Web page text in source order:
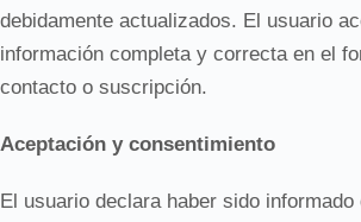
debidamente actualizados. El usuario
información completa y correcta en el
contacto o suscripción.
Aceptación y consentimiento
El usuario declara haber sido